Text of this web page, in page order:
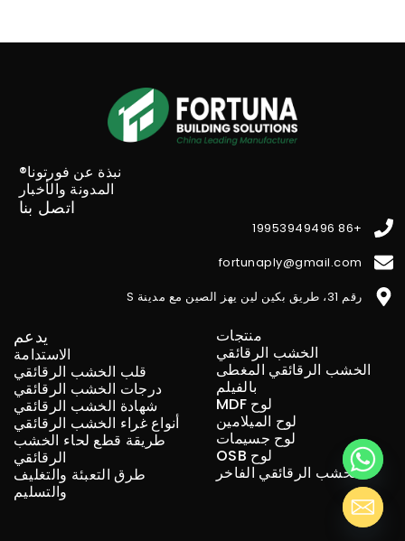
نبذة عن فورتونا®
المدونة والأخبار
اتصل بنا
+86 19953949496
fortunaply@gmail.com
رقم 31، طريق بكين لين يهز الصين مع مدينة S
منتجات
الخشب الرقائقي
الخشب الرقائقي المغطى
بالفيلم
لوح MDF
لوح الميلامين
لوح جسيمات
لوح OSB
الخشب الرقائقي الفاخر
يدعم
الاستدامة
قلب الخشب الرقائقي
درجات الخشب الرقائقي
شهادة الخشب الرقائقي
أنواع غراء الخشب الرقائقي
طريقة قطع لحاء الخشب
الرقائقي
طرق التعبئة والتغليف
والتسليم